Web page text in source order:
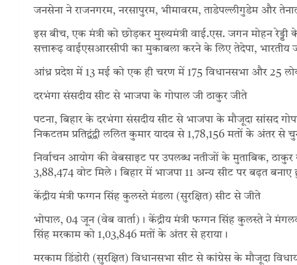
जनसेना ने राजनगरम, नरसापुरम, भीमावरम, ताडेपल्लीगुडेम और
इस बीच, एक मंत्री को छोड़कर मुख्यमंत्री वाई.एस. जगन मोहन
सत्तारूढ़ वाईएसआरसीपी का मुकाबला करने के लिए तेदेपा, भारतीय
आंध्र प्रदेश में 13 मई को एक ही चरण में 175 विधानसभा और 25
दरभंगा संसदीय सीट से भाजपा के गोपाल जी ठाकुर जीते
पटना, बिहार के दरभंगा संसदीय सीट से भाजपा के मौजूदा सांसद
निकटतम प्रतिद्वंद्वी ललित कुमार यादव से 1,78,156 मतों के अंतर से
निर्वाचन आयोग की वेबसाइट पर उपलब्ध नतीजों के मुताबिक,
3,88,474 वोट मिले। बिहार में भाजपा 11 अन्य सीट पर बढ़त बनाए
केंद्रीय मंत्री फग्गन सिंह कुलस्ते मंडला (सुरक्षित) सीट से जीते
भोपाल, 04 जून (वेब वार्ता)। केंद्रीय मंत्री फग्गन सिंह कुलस्ते ने
सिंह मरकाम को 1,03,846 मतों के अंतर से हराया।
मरकाम डिंडोरी (सुरक्षित) विधानसभा सीट से कांग्रेस के मौजूदा